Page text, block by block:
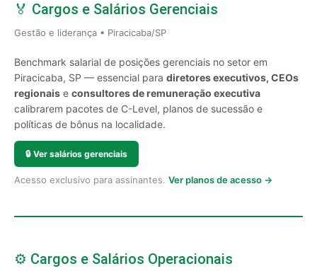
🏅 Cargos e Salários Gerenciais
Gestão e liderança • Piracicaba/SP
Benchmark salarial de posições gerenciais no setor em
Piracicaba, SP — essencial para diretores executivos, CEOs
regionais e consultores de remuneração executiva
calibrarem pacotes de C-Level, planos de sucessão e
políticas de bônus na localidade.
🔒 Ver salários gerenciais
Acesso exclusivo para assinantes. Ver planos de acesso →
⚙️ Cargos e Salários Operacionais